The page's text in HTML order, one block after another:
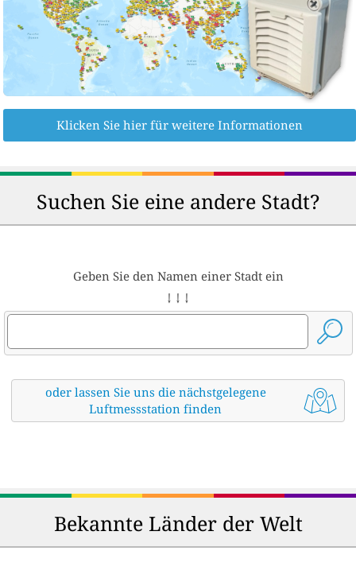
Klicken Sie hier für weitere Informationen
Suchen Sie eine andere Stadt?
Geben Sie den Namen einer Stadt ein
↓ ↓ ↓
oder lassen Sie uns die nächstgelegene
Luftmessstation finden
Bekannte Länder der Welt